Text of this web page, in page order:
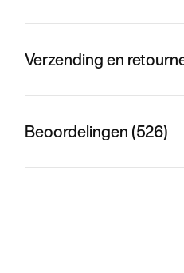
Verzending en
Beoordelingen (526)